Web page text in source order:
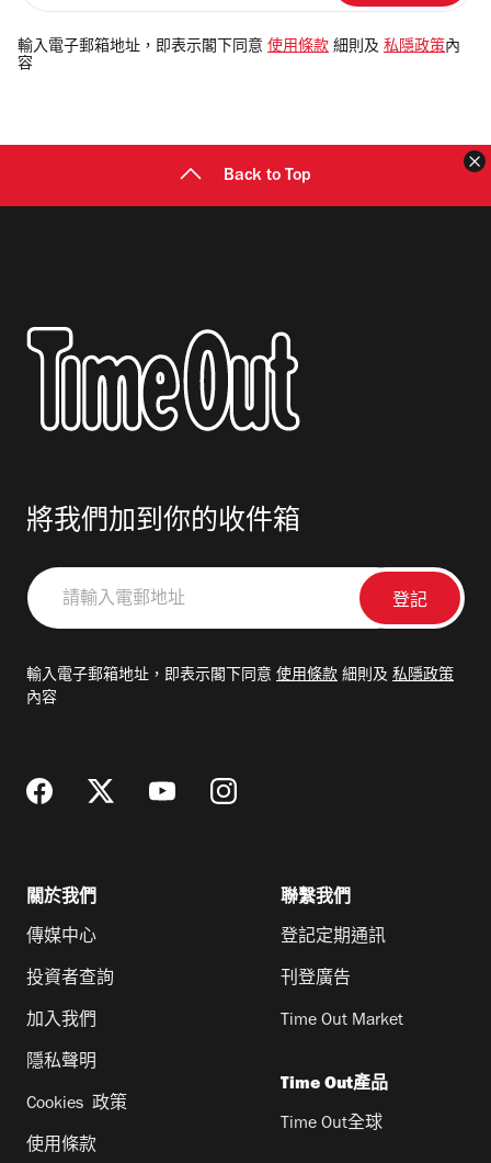
電
郵
輸入電子郵箱地址，即表示閣下同意 使用條款 細則及 私隱政策 內
容
Back to Top
將我們加到你的收件箱
請
輸
郵
輸入電子郵箱地址，即表示閣下同意 使用條款 細則及 私隱政策
內容
關於我們
傳媒中心
投資者查詢
加入我們
隱私聲明
Cookies 政策
使用條款
聯繫我們
登記定期通訊
刊登廣告
Time Out Market
Time Out產品
Time Out全球